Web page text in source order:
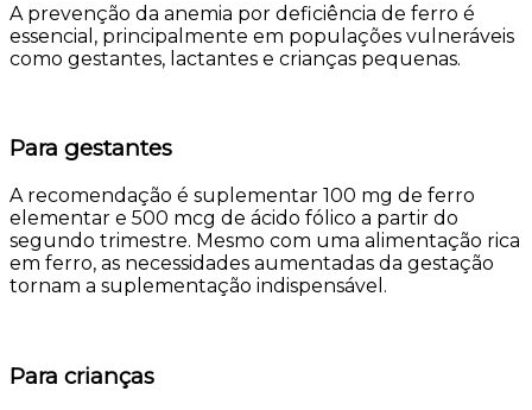
A prevenção da anemia por deficiência de ferro é
essencial, principalmente em populações vulneráveis
como gestantes, lactantes e crianças pequenas.
Para gestantes
A recomendação é suplementar 100 mg de ferro
elementar e 500 mcg de ácido fólico a partir do
segundo trimestre. Mesmo com uma alimentação rica
em ferro, as necessidades aumentadas da gestação
tornam a suplementação indispensável.
Para crianças